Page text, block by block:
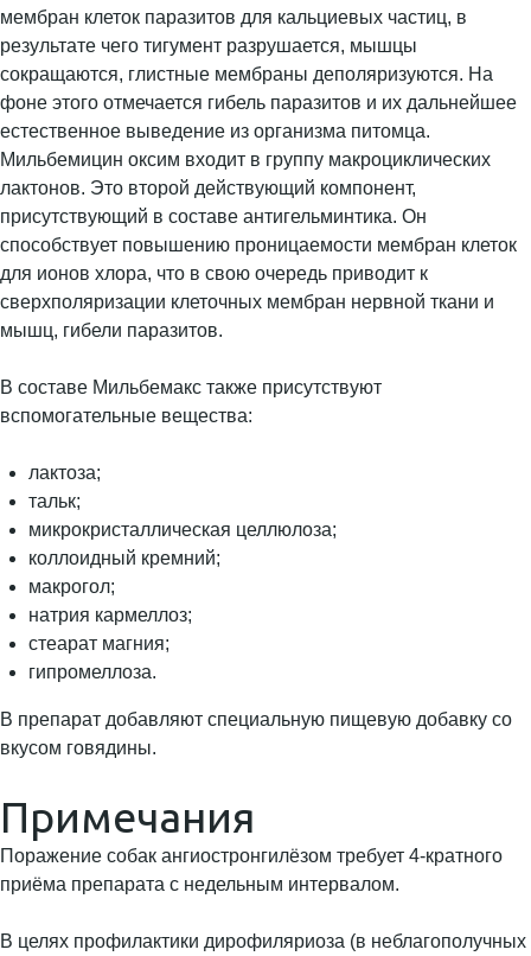
мембран клеток паразитов для кальциевых частиц, в
результате чего тигумент разрушается, мышцы
сокращаются, глистные мембраны деполяризуются. На
фоне этого отмечается гибель паразитов и их дальнейшее
естественное выведение из организма питомца.
Мильбемицин оксим входит в группу макроциклических
лактонов. Это второй действующий компонент,
присутствующий в составе антигельминтика. Он
способствует повышению проницаемости мембран клеток
для ионов хлора, что в свою очередь приводит к
сверхполяризации клеточных мембран нервной ткани и
мышц, гибели паразитов.
В составе Мильбемакс также присутствуют
вспомогательные вещества:
лактоза;
тальк;
микрокристаллическая целлюлоза;
коллоидный кремний;
макрогол;
натрия кармеллоз;
стеарат магния;
гипромеллоза.
В препарат добавляют специальную пищевую добавку со
вкусом говядины.
Примечания
Поражение собак ангиостронгилёзом требует 4-кратного
приёма препарата с недельным интервалом.
В целях профилактики дирофиляриоза (в неблагополучных